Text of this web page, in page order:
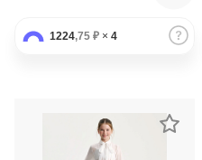
1224,75 ₽ × 4